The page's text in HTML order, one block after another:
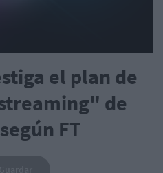
el plan de
de
FT